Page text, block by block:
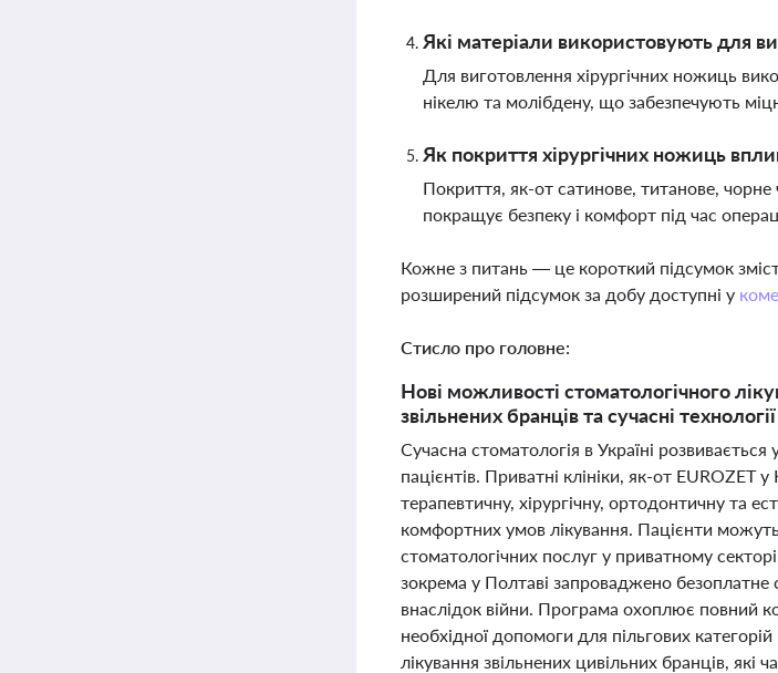
Які матеріали використовують для
Для виготовлення хірургічних ножиць
нікелю та молібдену, що забезпечують
Як покриття хірургічних ножиць
Покриття, як-от сатинове, титанове, чорне
покращує безпеку і комфорт під час
Кожне з питань — це короткий підсумок
розширений підсумок за добу доступні у
Стисло про головне:
Нові можливості стоматологічного
звільнених бранців та сучасні
Сучасна стоматологія в Україні
пацієнтів. Приватні клініки, як-от
терапевтичну, хірургічну, ортодонтичну та
комфортних умов лікування. Пацієнти
стоматологічних послуг у приватному
зокрема у Полтаві запроваджено безоплатне
внаслідок війни. Програма охоплює повний
необхідної допомоги для пільгових
лікування звільнених цивільних бранців,